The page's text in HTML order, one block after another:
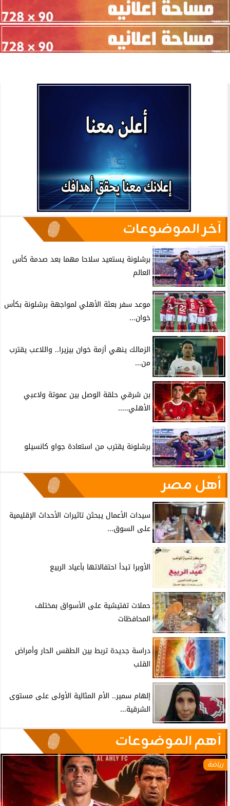
آخر الموضوعات
برشلونة يستعيد سلاحا مهما بعد صدمة كأس
العالم
موعد سفر بعثة الأهلي لمواجهة برشلونة بكأس
خوان...
الزمالك ينهي أزمة خوان بيزيرا.. واللاعب يقترب
من...
بن شرقي حلقة الوصل بين عموتة ولاعبي
الأهلي.....
برشلونة يقترب من استعادة جواو كانسيلو
أهل مصر
سيدات الأعمال يبحثن تاثيرات الأحداث الإقليمية
على السوق...
الأوبرا تبدأ احتفالاتها بأعياد الربيع
حملات تفتيشية على الأسواق بمختلف
المحافظات
دراسة جديدة تربط بين الطقس الحار وأمراض
القلب
إلهام سمير.. الأم المثالية الأولى على مستوى
الشرقية...
آهم الموضوعات
رياضة